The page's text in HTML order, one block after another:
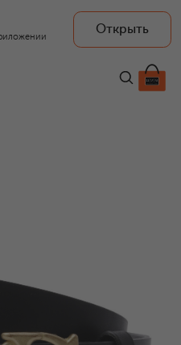
Открыть
54 150 ₽